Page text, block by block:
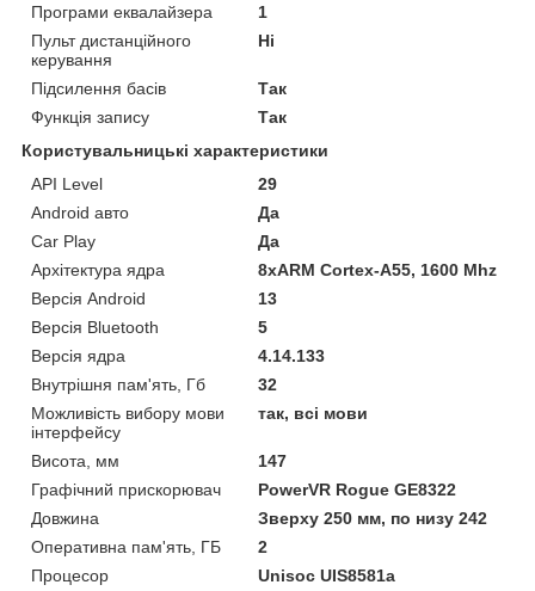
Програми еквалайзера
1
Пульт дистанційного
керування
Ні
Підсилення басів
Так
Функція запису
Так
Користувальницькі характеристики
API Level
29
Android авто
Да
Car Play
Да
Архітектура ядра
8хARM Cortex-A55, 1600 Mhz
Версія Android
13
Версія Bluetooth
5
Версія ядра
4.14.133
Внутрішня пам'ять, Гб
32
Можливість вибору мови
інтерфейсу
так, всі мови
Висота, мм
147
Графічний прискорювач
PowerVR Rogue GE8322
Довжина
Зверху 250 мм, по низу 242
Оперативна пам'ять, ГБ
2
Процесор
Unisoc UIS8581a